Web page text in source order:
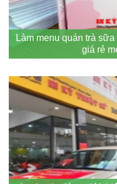
Làm menu quán trà
giá rẻ